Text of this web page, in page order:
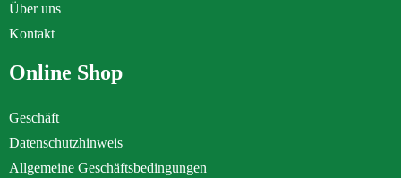
Über uns
Kontakt
Online Shop
Geschäft
Datenschutzhinweis
Allgemeine Geschäftsbedingungen